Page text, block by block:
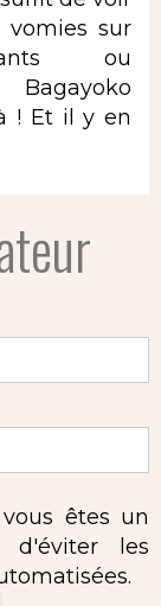
vomies sur
ou
Bagayoko
! Et il y en
êtes un
les